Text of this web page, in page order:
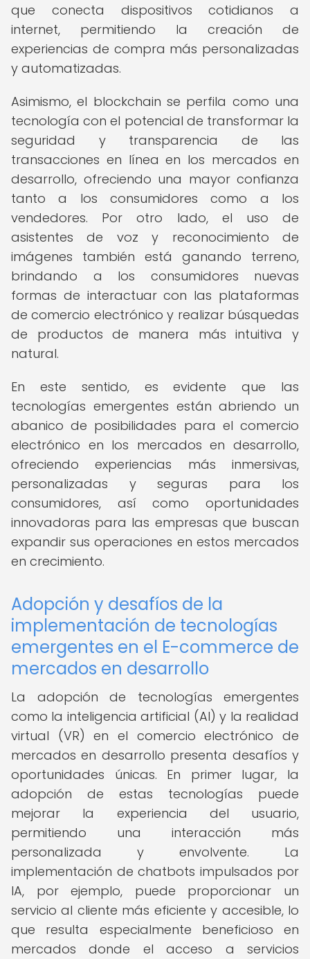
que conecta dispositivos cotidianos a
internet, permitiendo la creación de
experiencias de compra más personalizadas
y automatizadas.
Asimismo, el blockchain se perfila como una
tecnología con el potencial de transformar la
seguridad y transparencia de las
transacciones en línea en los mercados en
desarrollo, ofreciendo una mayor confianza
tanto a los consumidores como a los
vendedores. Por otro lado, el uso de
asistentes de voz y reconocimiento de
imágenes también está ganando terreno,
brindando a los consumidores nuevas
formas de interactuar con las plataformas
de comercio electrónico y realizar búsquedas
de productos de manera más intuitiva y
natural.
En este sentido, es evidente que las
tecnologías emergentes están abriendo un
abanico de posibilidades para el comercio
electrónico en los mercados en desarrollo,
ofreciendo experiencias más inmersivas,
personalizadas y seguras para los
consumidores, así como oportunidades
innovadoras para las empresas que buscan
expandir sus operaciones en estos mercados
en crecimiento.
Adopción y desafíos de la
implementación de tecnologías
emergentes en el E-commerce de
mercados en desarrollo
La adopción de tecnologías emergentes
como la inteligencia artificial (AI) y la realidad
virtual (VR) en el comercio electrónico de
mercados en desarrollo presenta desafíos y
oportunidades únicas. En primer lugar, la
adopción de estas tecnologías puede
mejorar la experiencia del usuario,
permitiendo una interacción más
personalizada y envolvente. La
implementación de chatbots impulsados por
IA, por ejemplo, puede proporcionar un
servicio al cliente más eficiente y accesible, lo
que resulta especialmente beneficioso en
mercados donde el acceso a servicios